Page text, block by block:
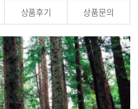
상품후기 상품문의